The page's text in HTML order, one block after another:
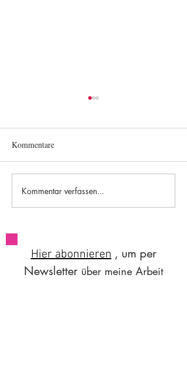
#85 A brief flight of stairs
Kommentare
Kommentar verfassen...
Hier abonnieren , um per
Newsletter über meine Arbeit